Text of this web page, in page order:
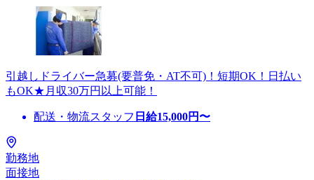
引越しドライバー急募(要普免・AT不可)！短期OK！日払い
もOK★月収30万円以上可能！
配送・物流スタッフ 日給15,000円〜
勤務地
面接地